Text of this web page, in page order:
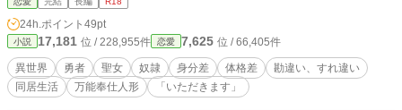
点があり、尋ねてみると、「自分は勇者をしていて、五十年間封印されていた」
と言いだして……――――
24h.ポイント 49pt
小説 17,181 位 / 228,955件 恋愛 7,625 位 / 66,405件
異世界 勇者 聖女 奴隷 身分差 体格差
勘違い、すれ違い
同居生活
万能奉仕人形 「いただきます」